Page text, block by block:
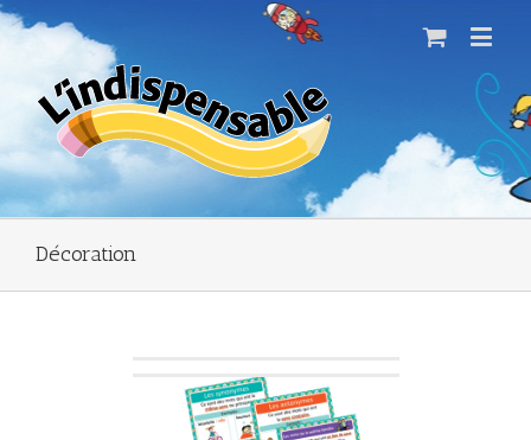
Décoration